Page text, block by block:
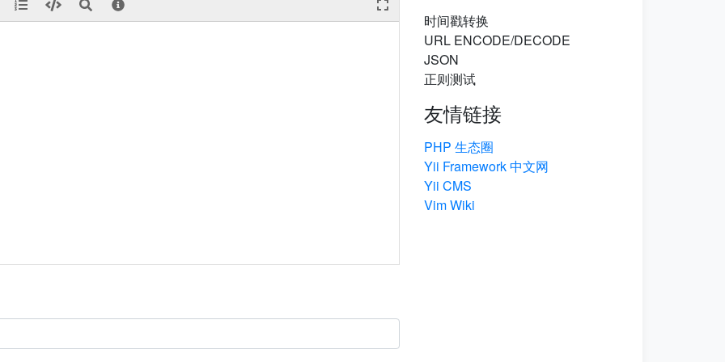
时间戳转换
URL ENCODE/DECODE
JSON
正则测试
友情链接
PHP 生态圈
Yii Framework 中文网
Yii CMS
Vim Wiki